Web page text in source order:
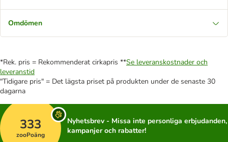
Omdömen
*Rek. pris = Rekommenderat cirkapris **Se leveranskostnader och
leveranstid
"Tidigare pris" = Det lägsta priset på produkten under de senaste 30
dagarna
333
zooPoäng
Nyhetsbrev - Missa inte personliga erbjudanden,
kampanjer och rabatter!